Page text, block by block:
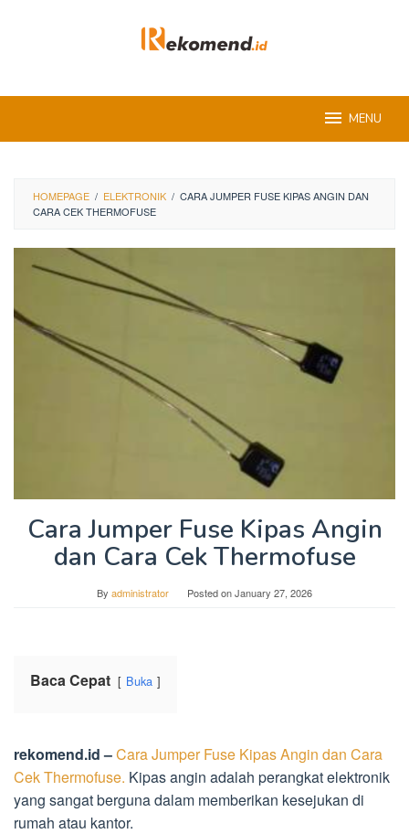
MENU
HOMEPAGE / ELEKTRONIK / CARA JUMPER FUSE KIPAS ANGIN DAN
CARA CEK THERMOFUSE
Cara Jumper Fuse Kipas Angin
dan Cara Cek Thermofuse
By administrator Posted onJanuary 27, 2026
Baca Cepat Buka
rekomend.id –Cara Jumper Fuse Kipas Angin dan Cara
Cek Thermofuse. Kipas angin adalah perangkat elektronik
yang sangat berguna dalam memberikan kesejukan di
rumah atau kantor.